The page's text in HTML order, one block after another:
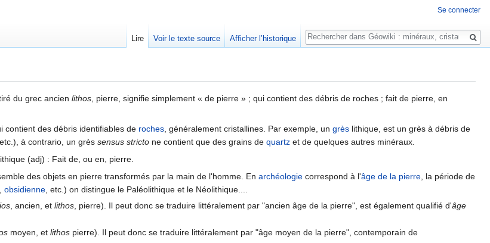
du grec ancien lithos, pierre, signifie simplement « de pierre » ; qui contient des débris de roches ; fait de pierre, en
contient des débris identifiables de roches, généralement cristallines. Par exemple, un grès lithique, est un grès à débris de
à contrario, un grès sensus stricto ne contient que des grains de quartz et de quelques autres minéraux.
(adj) : Fait de, ou en, pierre.
des objets en pierre transformés par la main de l'homme. Enarchéologie correspond à l'âge de la pierre, la période de
,obsidienne, etc.) on distingue le Paléolithique et le Néolithique....
, ancien, etlithos , pierre). Il peut donc se traduire littéralement par "ancien âge de la pierre", est également qualifié d'âge
moyen, etlithos pierre). Il peut donc se traduire littéralement par "âge moyen de la pierre", contemporain de
Se connecter
Lire Voir le texte source Afficher l’historique
Rechercher